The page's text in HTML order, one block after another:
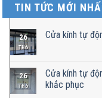
TIN TỨC MỚI
26
TH6
Cửa kính tự
26
TH6
Cửa kính tự
khắc phục